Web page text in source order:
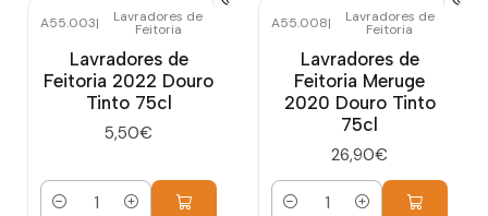
A55.003| Lavradores de
Feitoria
Lavradores de
Feitoria 2022 Douro
Tinto 75cl
5,50€
A55.008| Lavradores de
Feitoria
Lavradores de
Feitoria Meruge
2020 Douro Tinto
75cl
26,90€